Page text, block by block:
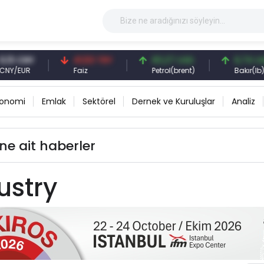
EUR
41,53 TRY
Faiz
83,27 USD
Petrol(brent)
6,74 USD
Bakır(lb)
Emlak Sektörel Dernek ve Kuruluşlar Analiz
ait haberler